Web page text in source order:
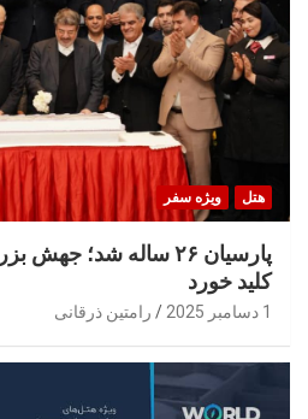
هتل ویژه سفر
پارسیان ۲۶ ساله شد؛
کلید خورد
1 دسامبر 2025 رامتین ذرقانی